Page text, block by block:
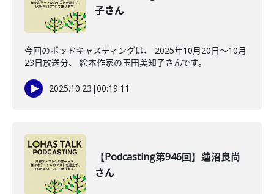
子さん
今回のポッドキャスティングは、 2025年10月20日〜10月
23日放送分、 絵本作家の玉田美知子さんです。
2025.10.23 |00:19:11
【Podcasting第946回】蓮沼良尚
さん